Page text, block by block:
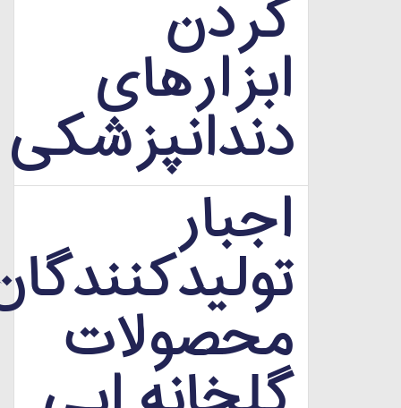
کردن
ابزارهای
دندانپزشکی
اجبار
محصولات